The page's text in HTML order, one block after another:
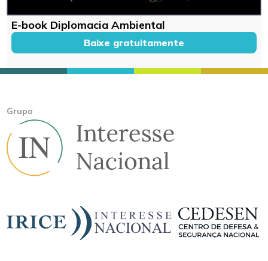
E-book Diplomacia Ambiental
Baixe gratuitamente
Grupo